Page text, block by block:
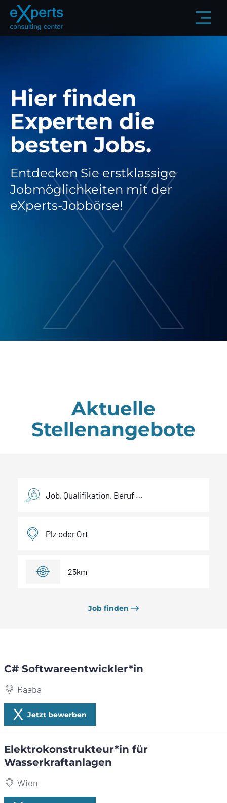
Zum Hauptinhalt springen (Enter drücken)
Zur Navigation springen (Enter drücken)
Hier finden
Experten die
besten Jobs.
Entdecken Sie erstklassige
Jobmöglichkeiten mit der
eXperts-Jobbörse!
Aktuelle
Stellenangebote
Filter
25km
Job finden
C# Softwareentwickler*in
Raaba
Jetzt bewerben
Elektrokonstrukteur*in für
Wasserkraftanlagen
Wien